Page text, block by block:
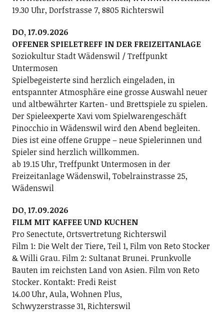
19.30 Uhr, Dorfstrasse 7, 8805 Richterswil
DO, 17.09.2026
OFFENER SPIELETREFF IN DER FREIZEITANLAGE
Soziokultur Stadt Wädenswil / Treffpunkt
Untermosen
Spielbegeisterte sind herzlich eingeladen, in
entspannter Atmosphäre eine grosse Auswahl neuer
und altbewährter Karten- und Brettspiele zu spielen.
Der Spieleexperte Xavi vom Spielwarengeschäft
Pinocchio in Wädenswil wird den Abend begleiten.
Dies ist eine offene Gruppe – neue Spielerinnen und
Spieler sind herzlich willkommen.
ab 19.15 Uhr, Treffpunkt Untermosen in der
Freizeitanlage Wädenswil, Tobelrainstrasse 25,
Wädenswil
DO, 17.09.2026
FILM MIT KAFFEE UND KUCHEN
Pro Senectute, Ortsvertretung Richterswil
Film 1: Die Welt der Tiere, Teil 1, Film von Reto Stocker
& Willi Grau. Film 2: Sultanat Brunei. Prunkvolle
Bauten im reichsten Land von Asien. Film von Reto
Stocker. Kontakt: Fredi Reist
14.00 Uhr, Aula, Wohnen Plus,
Schwyzerstrasse 31, Richterswil